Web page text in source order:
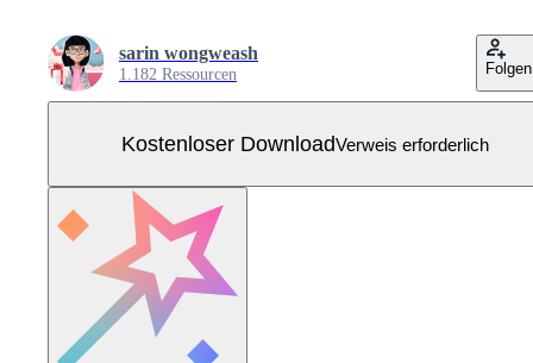
sarin wongweash
1.182 Ressourcen Folgen
Kostenloser DownloadVerweis erforderlich